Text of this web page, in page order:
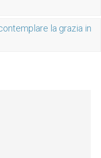
la grazia in